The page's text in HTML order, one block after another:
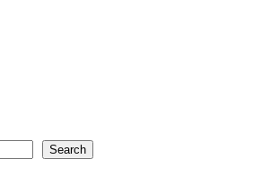
Search